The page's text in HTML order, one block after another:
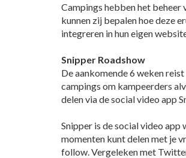
Campings hebben het beheer
kunnen zij bepalen hoe deze
integreren in hun eigen
Snipper Roadshow
De aankomende 6 weken
campings om kampeerders
delen via de social video app
Snipper is de social video
momenten kunt delen met je
follow. Vergeleken met